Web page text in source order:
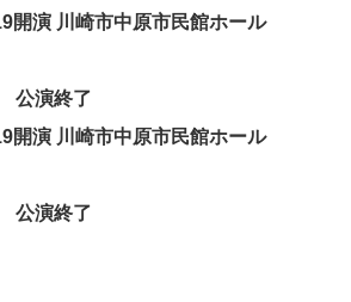
開演 川崎市中原市民館ホール
公演終了
開演 川崎市中原市民館ホール
公演終了